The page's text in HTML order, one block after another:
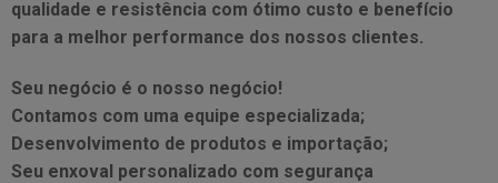
qualidade e resistência com ótimo custo e benefício
para a melhor performance dos nossos clientes.
Seu negócio é o nosso negócio!
Contamos com uma equipe especializada;
Desenvolvimento de produtos e importação;
Seu enxoval personalizado com segurança